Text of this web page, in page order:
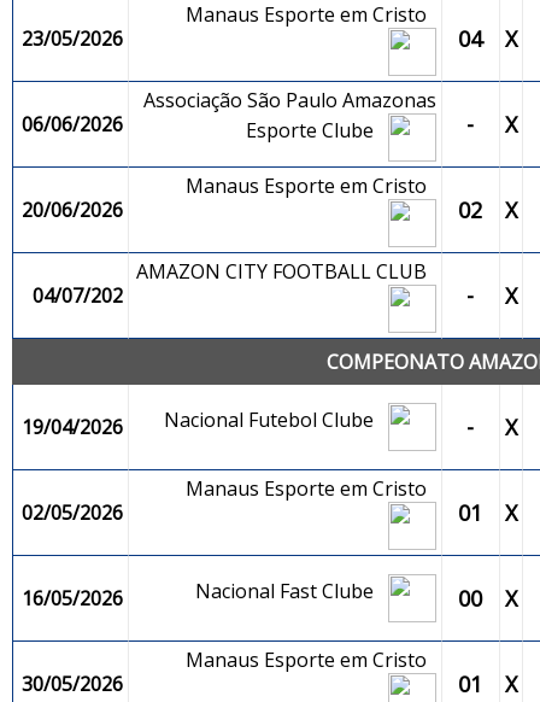
23/05/2026
Manaus Esporte em Cristo
04 X
06/06/2026
Associação São Paulo Amazonas
Esporte Clube
- X
20/06/2026
Manaus Esporte em Cristo
02 X
04/07/202
AMAZON CITY FOOTBALL CLUB
- X
COMPEONATO
19/04/2026 Nacional Futebol Clube - X
02/05/2026
Manaus Esporte em Cristo
01 X
16/05/2026 Nacional Fast Clube 00 X
30/05/2026
Manaus Esporte em Cristo
01 X